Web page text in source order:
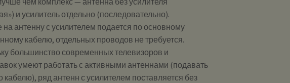
и усилитель отдельно (последовательно).
антенну с усилителем подается по основному
кабелю, отдельных проводов не требуется.
большинство современных телевизоров и
умеют работать с активными антеннами (подавать
кабелю), ряд антенн с усилителем поставляется без